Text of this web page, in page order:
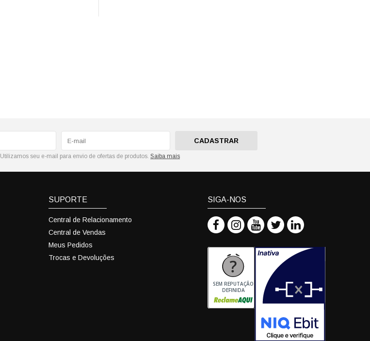
CADASTRAR
Utilizamos seu e-mail para envio de ofertas de produtos. Saiba mais
SUPORTE
Central de Relacionamento
Central de Vendas
Meus Pedidos
Trocas e Devoluções
SIGA-NOS
SEM REPUTAÇÃO
DEFINIDA